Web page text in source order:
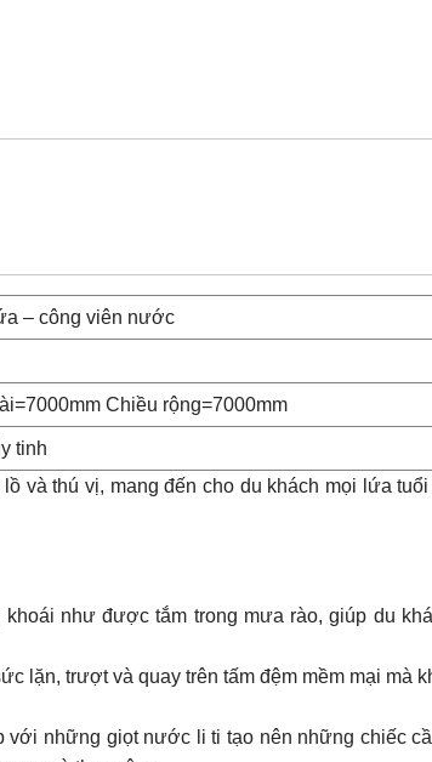
– công viên nước
Chiều rộng=7000mm
tinh
và thú vị, mang đến cho du khách mọi lứa
khoái như được tắm trong mưa rào, giúp du
lặn, trượt và quay trên tấm đệm mềm mại mà
với những giọt nước li ti tạo nên những chiếc